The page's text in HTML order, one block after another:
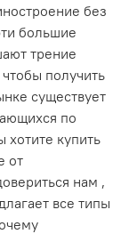
без
большие
трение
получить
существует
по
купить
от
нам ,
все типы